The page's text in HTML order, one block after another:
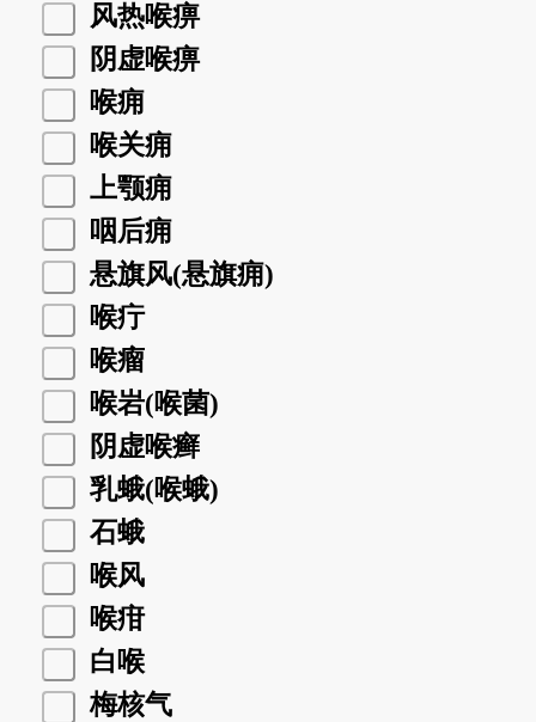
风热喉痹
阴虚喉痹
喉痈
喉关痈
上颚痈
咽后痈
悬旗风(悬旗痈)
喉疔
喉瘤
喉岩(喉菌)
阴虚喉癣
乳蛾(喉蛾)
石蛾
喉风
喉疳
白喉
梅核气